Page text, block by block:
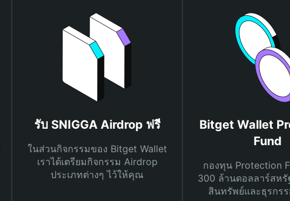
รับ SNIGGA Airdrop ฟรี
ในส่วนกิจกรรมของ Bitget Wallet
เราได้เตรียมกิจกรรม Airdrop
ประเภทต่างๆ ไว้ให้คุณ
Bitget Wallet
Fund
กองทุน Protection
300 ล้านดอลลาร์สหรั
สินทรัพย์และธุรกร